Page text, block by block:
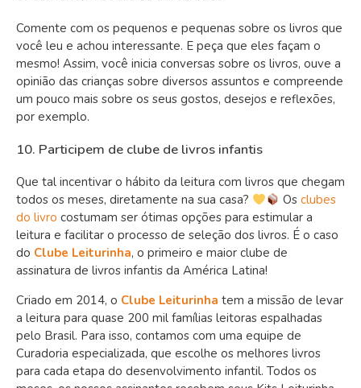
Comente com os pequenos e pequenas sobre os livros que
você leu e achou interessante. E peça que eles façam o
mesmo! Assim, você inicia conversas sobre os livros, ouve a
opinião das crianças sobre diversos assuntos e compreende
um pouco mais sobre os seus gostos, desejos e reflexões,
por exemplo.
10. Participem de clube de livros infantis
Que tal incentivar o hábito da leitura com livros que chegam
todos os meses, diretamente na sua casa?
Osclubes
do livro costumam ser ótimas opções para estimular a
leitura e facilitar o processo de seleção dos livros. É o caso
do Clube Leiturinha, o primeiro e maior clube de
assinatura de livros infantis da América Latina!
Criado em 2014, o Clube Leiturinha tem a missão de levar
a leitura para quase 200 mil famílias leitoras espalhadas
pelo Brasil. Para isso, contamos com uma equipe de
Curadoria especializada, que escolhe os melhores livros
para cada etapa do desenvolvimento infantil. Todos os